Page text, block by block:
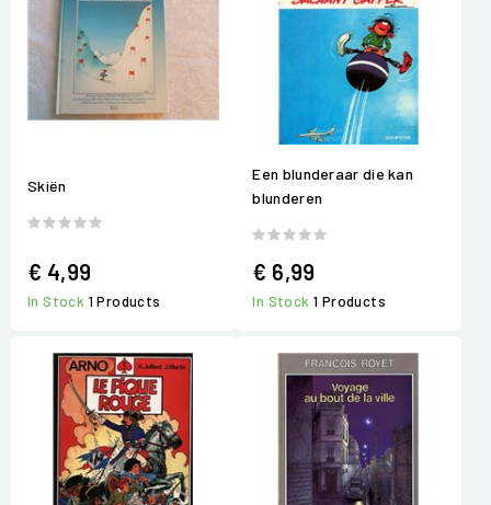
Skiën
€ 4,99
In Stock 1 Products
Een blunderaar die kan
blunderen
€ 6,99
In Stock1 Products